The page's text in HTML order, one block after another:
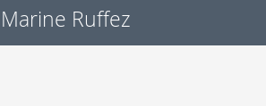
Marine Ruffez